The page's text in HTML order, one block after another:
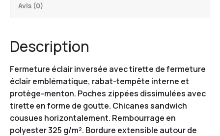
Avis (0)
Description
Fermeture éclair inversée avec tirette de fermeture
éclair emblématique, rabat-tempête interne et
protège-menton. Poches zippées dissimulées avec
tirette en forme de goutte. Chicanes sandwich
cousues horizontalement. Rembourrage en
polyester 325 g/m². Bordure extensible autour de